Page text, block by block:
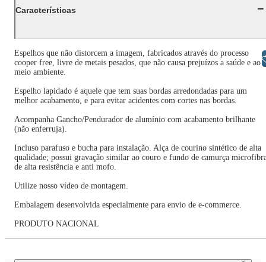
Características
Espelhos que não distorcem a imagem, fabricados através do processo
cooper free, livre de metais pesados, que não causa prejuízos a saúde e ao
meio ambiente.
Espelho lapidado é aquele que tem suas bordas arredondadas para um
melhor acabamento, e para evitar acidentes com cortes nas bordas.
Acompanha Gancho/Pendurador de alumínio com acabamento brilhante
(não enferruja).
Incluso parafuso e bucha para instalação. Alça de courino sintético de alta
qualidade; possui gravação similar ao couro e fundo de camurça
de alta resistência e anti mofo.
Utilize nosso vídeo de montagem.
Embalagem desenvolvida especialmente para envio de e-commerce.
PRODUTO NACIONAL
Libras